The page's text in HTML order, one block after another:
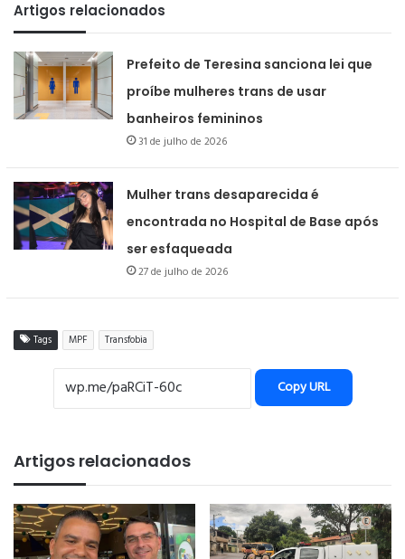
Artigos relacionados
Prefeito de Teresina sanciona lei que
proíbe mulheres trans de usar
banheiros femininos
31 de julho de 2026
Mulher trans desaparecida é
encontrada no Hospital de Base após
ser esfaqueada
27 de julho de 2026
Tags MPF Transfobia
Copy URL
Artigos relacionados